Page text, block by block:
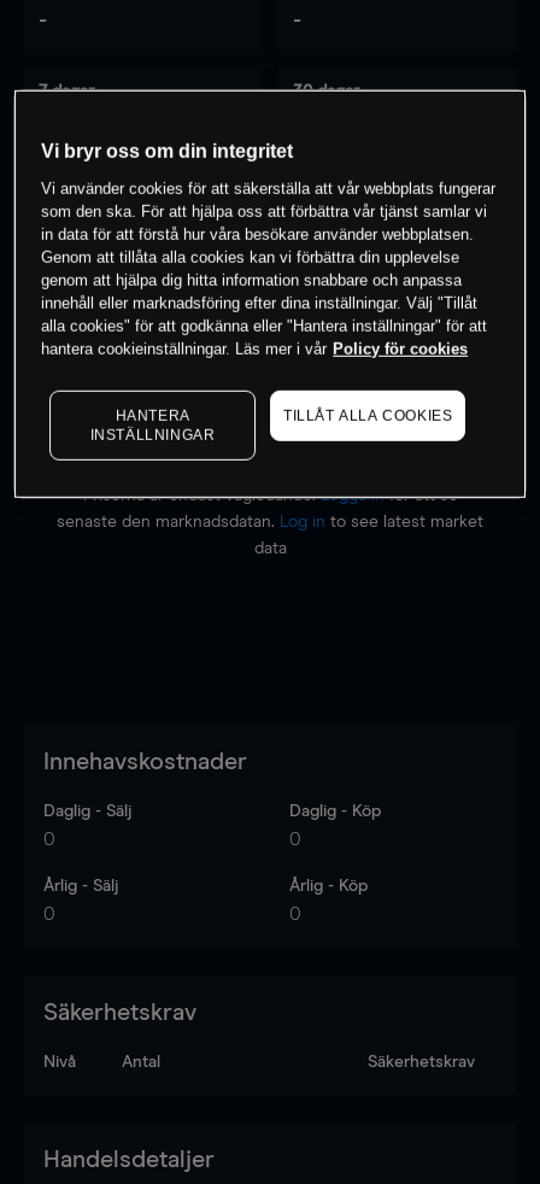
- -
7 dagar 30 dagar
0% av kunderna har en position i detta
instrument
Börja handla
Priserna är endast vägledande.Logga inför att se
senaste den marknadsdatan.
Log in to see latest market
data
Innehavskostnader
Daglig - Sälj
0
Daglig - Köp
0
Årlig - Sälj
0
Årlig - Köp
0
Säkerhetskrav
Nivå Antal Säkerhetskrav
Handelsdetaljer
Vi bryr oss om din integritet
Vi använder cookies för att säkerställa att vår webbplats fungerar
som den ska. För att hjälpa oss att förbättra vår tjänst samlar vi
in data för att förstå hur våra besökare använder webbplatsen.
Genom att tillåta alla cookies kan vi förbättra din upplevelse
genom att hjälpa dig hitta information snabbare och anpassa
innehåll eller marknadsföring efter dina inställningar. Välj "Tillåt
alla cookies" för att godkänna eller "Hantera inställningar" för att
hantera cookieinställningar. Läs mer i vår Policy för cookies
HANTERA
INSTÄLLNINGAR
TILLÅT ALLA COOKIES